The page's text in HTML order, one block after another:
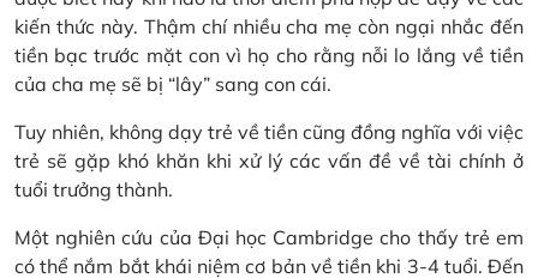
kiến thức này. Thậm chí nhiều cha mẹ còn ngại nhắc đến
tiền bạc trước mặt con vì họ cho rằng nỗi lo lắng về tiền
của cha mẹ sẽ bị “lây” sang con cái.
Tuy nhiên, không dạy trẻ về tiền cũng đồng nghĩa với việc
trẻ sẽ gặp khó khăn khi xử lý các vấn đề về tài chính ở
tuổi trưởng thành.
Một nghiên cứu của Đại học Cambridge cho thấy trẻ em
có thể nắm bắt khái niệm cơ bản về tiền khi 3-4 tuổi. Đến